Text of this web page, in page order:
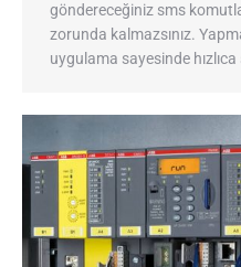
göndereceğiniz sms
zorunda kalmazsınız.
uygulama sayesinde